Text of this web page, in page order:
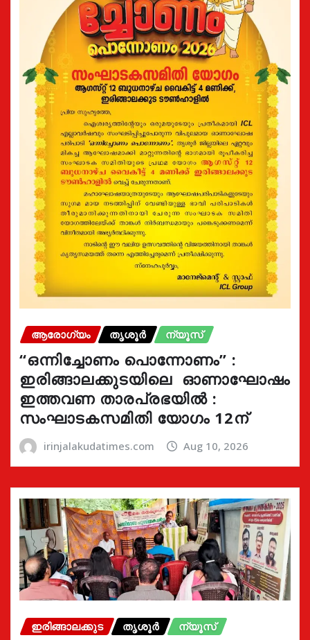
ആരോഗ്യം തൃശൂർ ന്യൂസ്
“ഒന്നിച്ചോണം പൊന്നോണം” :
ഇരിങ്ങാലക്കുടയിലെ ഓണാഘോഷം
ഇത്തവണ താരപ്രഭയിൽ :
സംഘാടകസമിതി യോഗം 12ന്
irinjalakudatimes.com Aug 10, 2026
ഇരിങ്ങാലക്കുട തൃശൂർ ന്യൂസ്